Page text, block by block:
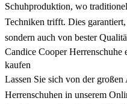
Schuhproduktion, wo
Techniken trifft. Dies
sondern auch von bester
Candice Cooper
kaufen
Lassen Sie sich von der
Herrenschuhen in unserem